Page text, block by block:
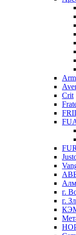
Crit
г.
г.